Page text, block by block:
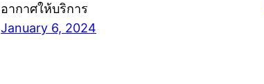
อากาศให้บริการ
January 6, 2024